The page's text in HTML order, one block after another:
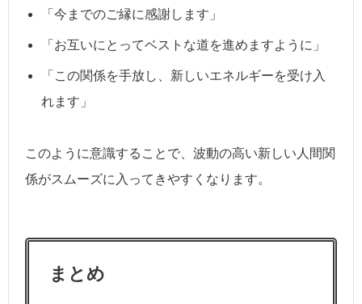
「今までのご縁に感謝します」
「お互いにとってベストな道を進めますように」
「この関係を手放し、新しいエネルギーを受け入
れます」
このように意識することで、波動の高い新しい人間関
係がスムーズに入ってきやすくなります。
まとめ